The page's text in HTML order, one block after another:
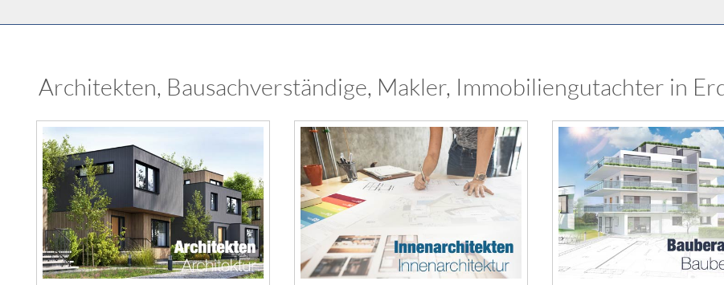
Architekten, Bausachverständige, Makler, Immobiliengutachter in